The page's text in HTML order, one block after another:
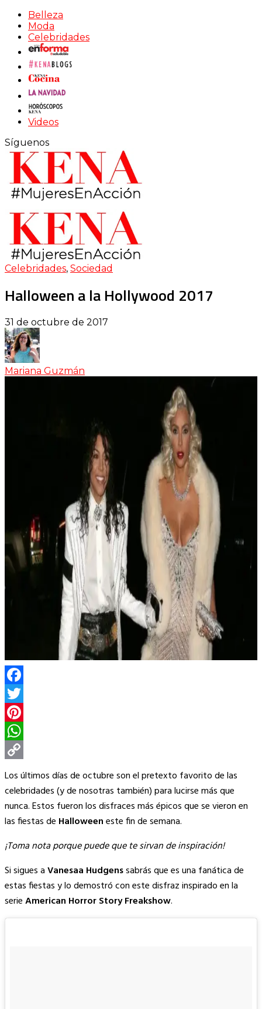
Belleza
Moda
Celebridades
Videos
Síguenos
Celebridades, Sociedad
Halloween a la Hollywood 2017
31 de octubre de 2017
Mariana Guzmán
Facebook
Twitter
Pinterest
WhatsApp
Copy
Link
Los últimos días de octubre son el pretexto favorito de las
celebridades (y de nosotras también) para lucirse más que
nunca. Estos fueron los disfraces más épicos que se vieron en
las fiestas de Halloweeneste fin de semana.
¡Toma nota porque puede que te sirvan de inspiración!
Si sigues aVanesaa Hudgenssabrás que es una fanática de
estas fiestas y lo demostró con este disfraz inspirado en la
serieAmerican Horror Story Freakshow.